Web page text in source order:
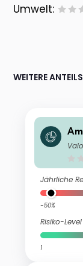
Umwelt:
WEITERE
Jährliche
-50%
Risiko-Level
1